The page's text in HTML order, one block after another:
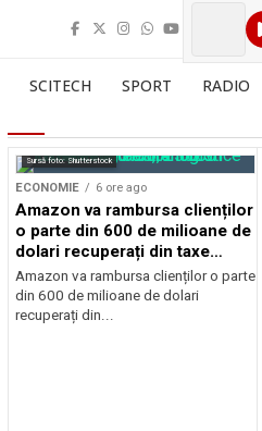
SCITECH SPORT RADIO
Sursă foto: Shutterstock
ECONOMIE 6 ore ago
Amazon va rambursa clienților
o parte din 600 de milioane de
dolari recuperați din taxe
vamale
Amazon va rambursa clienților o parte
din 600 de milioane de dolari
recuperați din...